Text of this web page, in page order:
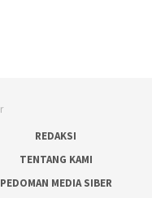
REDAKSI
TENTANG KAMI
PEDOMAN MEDIA SIBER